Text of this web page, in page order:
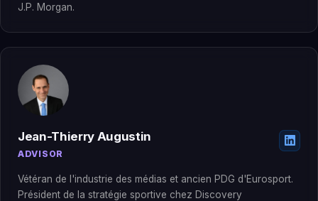
J.P. Morgan.
Jean-Thierry Augustin
ADVISOR
Vétéran de l'industrie des médias et ancien PDG d'Eurosport.
Président de la stratégie sportive chez Discovery